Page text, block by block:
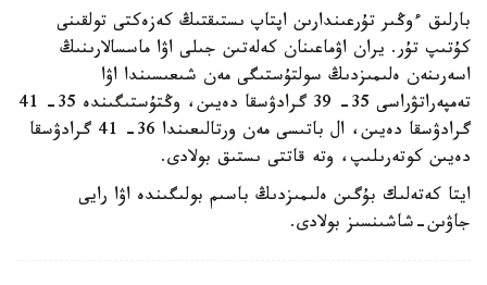
بارلىق ءوڭىر تۇرعىندارىن اپتاپ ىستىقتىڭ كەزەكتى تولقىنى
كۇتىپ تۇر. يران اۋماعىنان كەلەتىن جىلى اۋا ماسسالارىنىڭ
اسەرىنەن ەلىمىزدىڭ سولتۇستىگى مەن شىعىسىندا اۋا
تەمپەراتۋراسى 35- 39 گرادۋسقا دەيىن، وڭتۇستىگىندە 35- 41
گرادۋسقا دەيىن، ال باتىسى مەن ورتالىعىندا 36- 41 گرادۋسقا
دەيىن كوتەرىلىپ، وتە قاتتى ىستىق بولادى.
ايتا كەتەلىك بۇگىن ەلىمىزدىڭ باسىم بولىگىندە اۋا رايى
جاۋىن-شاشىنسىز بولادى.